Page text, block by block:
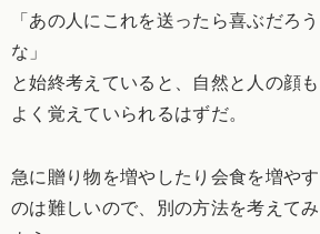
「あの人にこれを送ったら喜ぶだろう
な」
と始終考えていると、自然と人の顔も
よく覚えていられるはずだ。
急に贈り物を増やしたり会食を増やす
のは難しいので、別の方法を考えてみ